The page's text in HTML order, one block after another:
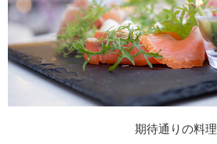
期待通りの料理